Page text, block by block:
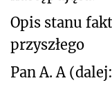
Opis stanu
przyszłego
Pan A. A